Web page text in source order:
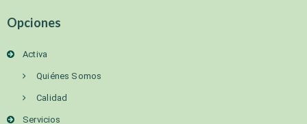
Opciones
Activa
Quiénes Somos
Calidad
Servicios